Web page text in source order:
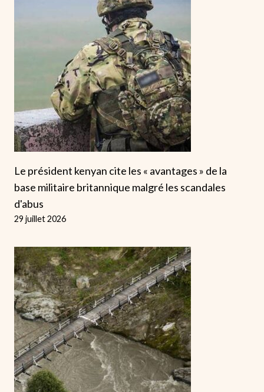
Le président kenyan cite les « avantages » de la
base militaire britannique malgré les scandales
d'abus
29 juillet 2026